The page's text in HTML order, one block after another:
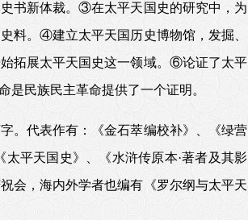
书新体裁。③在太平天国史的研究中，为
料。④建立太平天国历史博物馆，发掘、
拓展太平天国史这一领域。⑥论证了太平
民族民主革命提供了一个证明。
。代表作有：《金石萃编校补》、《绿营
平天国史》、《水浒传原本·著者及其影
会，海内外学者也编有《罗尔纲与太平天